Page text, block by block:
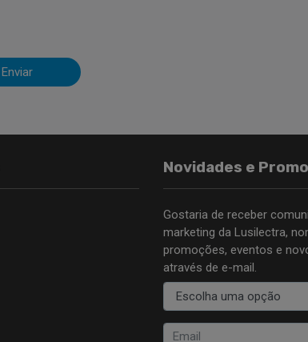
Enviar
Novidades e
Gostaria de receber
marketing da Lusilectra,
promoções, eventos e
através de e-mail.